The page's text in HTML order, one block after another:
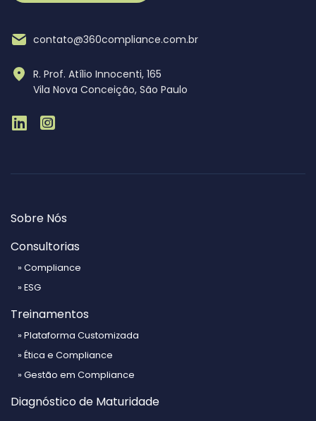
Sobre Nós
Consultorias
» Compliance
» ESG
Treinamentos
» Plataforma Customizada
» Ética e Compliance
» Gestão em Compliance
Diagnóstico de Maturidade
contato@360compliance.com.br
R. Prof. Atílio Innocenti, 165
Vila Nova Conceição, São Paulo